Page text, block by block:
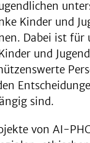
Kinder und
Dabei ist für
und
sind.
von AI-